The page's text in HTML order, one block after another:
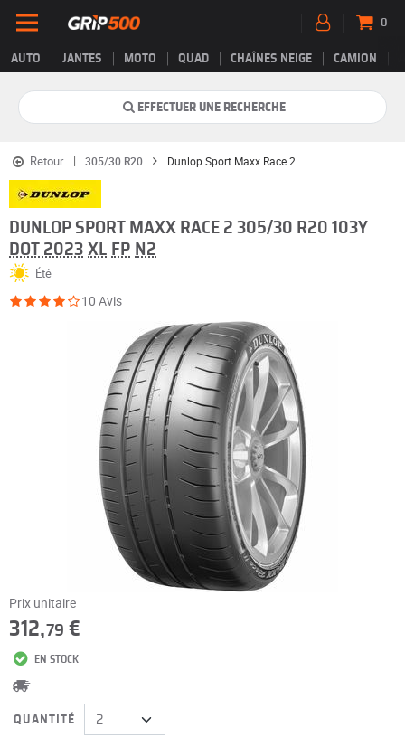
AUTO JANTES MOTO QUAD CHAÎNES NEIGE CAMION
0
EFFECTUER UNE RECHERCHE
Retour 305/30 R20 Dunlop Sport Maxx Race 2
DUNLOP SPORT MAXX RACE 2 305/30 R20 103Y
DOT 2023 XL FP N2
Été
10 Avis
Prix unitaire
312,79 €
EN STOCK
QUANTITÉ